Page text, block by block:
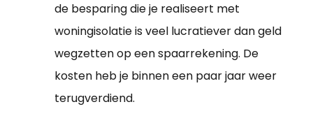
de besparing die je realiseert met
woningisolatie is veel lucratiever dan geld
wegzetten op een spaarrekening. De
kosten heb je binnen een paar jaar weer
terugverdiend.